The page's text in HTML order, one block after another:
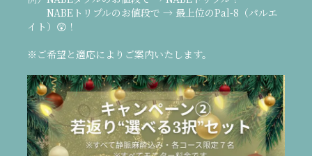
NABEトリプルのお値段で → 最上位のPal-8（パルエ
イト）😲！
※ご希望と適応によりご案内いたします。